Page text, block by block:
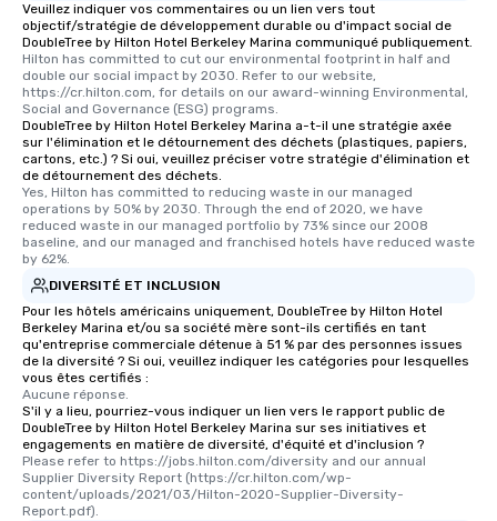
Veuillez indiquer vos commentaires ou un lien vers tout
objectif/stratégie de développement durable ou d'impact social de
DoubleTree by Hilton Hotel Berkeley Marina communiqué publiquement.
Hilton has committed to cut our environmental footprint in half and
double our social impact by 2030. Refer to our website,
https://cr.hilton.com, for details on our award-winning Environmental,
Social and Governance (ESG) programs.
DoubleTree by Hilton Hotel Berkeley Marina a-t-il une stratégie axée
sur l'élimination et le détournement des déchets (plastiques, papiers,
cartons, etc.) ? Si oui, veuillez préciser votre stratégie d'élimination et
de détournement des déchets.
Yes, Hilton has committed to reducing waste in our managed
operations by 50% by 2030. Through the end of 2020, we have
reduced waste in our managed portfolio by 73% since our 2008
baseline, and our managed and franchised hotels have reduced waste
by 62%.
DIVERSITÉ ET INCLUSION
Pour les hôtels américains uniquement, DoubleTree by Hilton Hotel
Berkeley Marina et/ou sa société mère sont-ils certifiés en tant
qu'entreprise commerciale détenue à 51 % par des personnes issues
de la diversité ? Si oui, veuillez indiquer les catégories pour lesquelles
vous êtes certifiés :
Aucune réponse.
S'il y a lieu, pourriez-vous indiquer un lien vers le rapport public de
DoubleTree by Hilton Hotel Berkeley Marina sur ses initiatives et
engagements en matière de diversité, d'équité et d'inclusion ?
Please refer to https://jobs.hilton.com/diversity and our annual
Supplier Diversity Report (https://cr.hilton.com/wp-
content/uploads/2021/03/Hilton-2020-Supplier-Diversity-
Report.pdf).